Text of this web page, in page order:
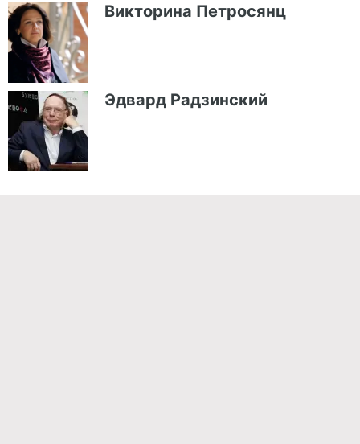
Викторина Петросянц
Эдвард Радзинский